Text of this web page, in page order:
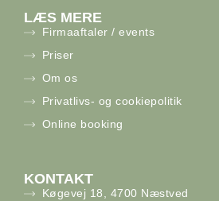
LÆS MERE
Firmaaftaler / events
Priser
Om os
Privatlivs- og cookiepolitik
Online booking
KONTAKT
Køgevej 18, 4700 Næstved